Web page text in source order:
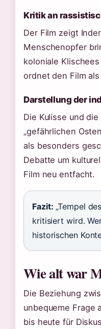
Kritik an
Der Film zeigt
Menschenopfer
koloniale
ordnet den Film
Darstellung der
Die Kulisse und
„gefährlichen
als besonders
Debatte um
Film neu entfacht.
Fazit: „Tempel
kritisiert wird.
historischen
Wie alt war
Die Beziehung
unbequeme Frage
bis heute für